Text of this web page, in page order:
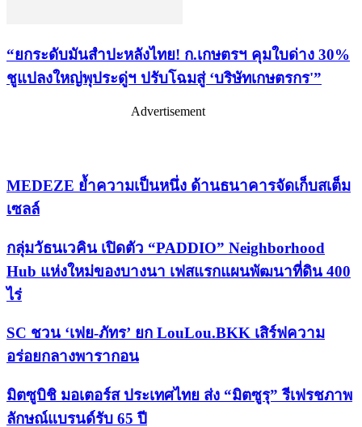
“ยกระดับมันสำปะหลังไทย! ก.เกษตรฯ คุมใบด่าง 30%
ชูแปลงใหญ่พุประดู่ฯ ปรับโฉมสู่ ‘บริษัทเกษตรกร'”
Advertisement
MEDEZE ย้ำความเป็นหนึ่ง ด้านธนาคารจัดเก็บสเต็ม
เซลล์
กลุ่มวัธนเวคิน เปิดตัว “PADDIO” Neighborhood
Hub แห่งใหม่ของบางนา เฟสแรกแผนพัฒนาที่ดิน 400
ไร่
SC ชวน ‘เฟย-ภัทร’ ยก LouLou.BKK เสิร์ฟความ
อร่อยกลางพารากอน
มิตซูบิชิ มอเตอร์ส ประเทศไทย ส่ง “มิตซูรุ” รีเฟรชภาพ
ลักษณ์แบรนด์รับ 65 ปี